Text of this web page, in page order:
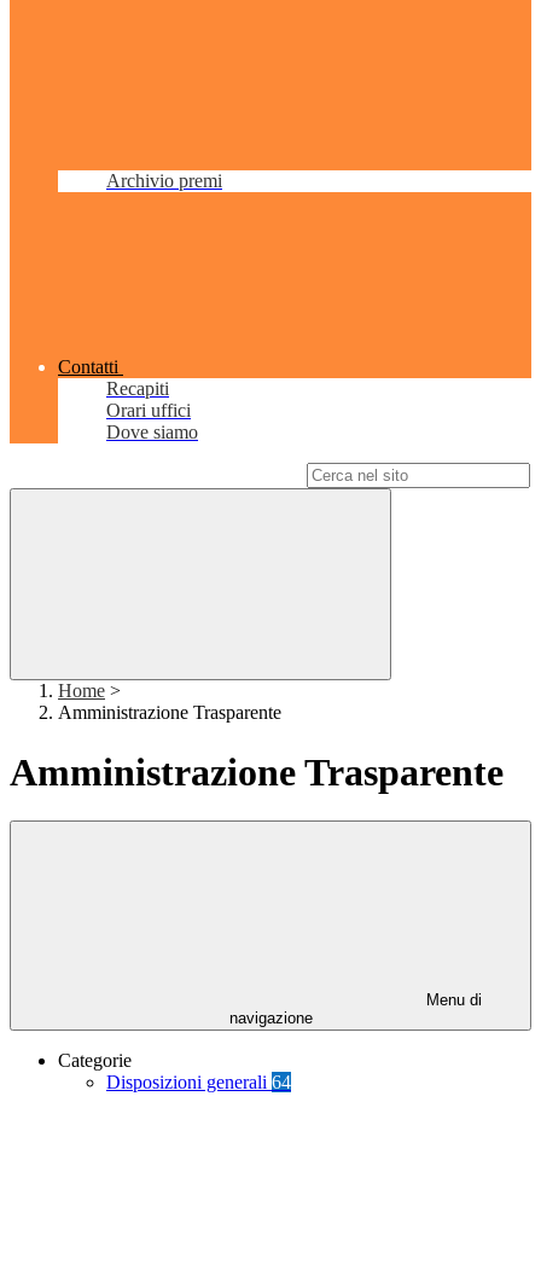
Archivio premi
Contatti
Recapiti
Orari uffici
Dove siamo
Home >
Amministrazione Trasparente
Amministrazione Trasparente
Menu di
navigazione
Categorie
Disposizioni generali 64